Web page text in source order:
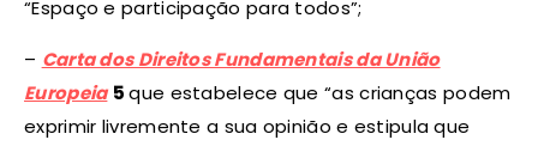
“Espaço e participação para todos”;
– Carta dos Direitos Fundamentais da União
Europeia 5que estabelece que “as crianças podem
exprimir livremente a sua opinião e estipula que